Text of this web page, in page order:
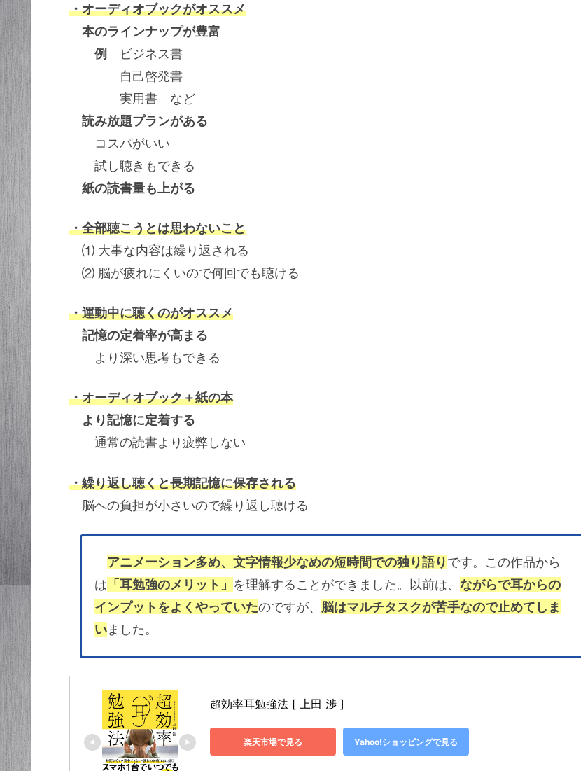
・オーディオブックがオススメ
本のラインナップが豊富
例
ビジネス書
自己啓発書
実用書 など
読み放題プランがある
コスパがいい
試し聴きもできる
紙の読書量も上がる
・全部聴こうとは思わないこと
⑴ 大事な内容は繰り返される
⑵ 脳が疲れにくいので何回でも聴ける
・運動中に聴くのがオススメ
記憶の定着率が高まる
より深い思考もできる
・オーディオブック＋紙の本
より記憶に定着する
通常の読書より疲弊しない
・繰り返し聴くと長期記憶に保存される
脳への負担が小さいので繰り返し聴ける
アニメーション多め、文字情報少なめの短時間での独り語りです。この作品から
は 「耳勉強のメリット」 を理解することができました。以前は、 ながらで耳からの
インプットをよくやっていたのですが、 脳はマルチタスクが苦手なので止めてしま
いました。
超効率耳勉強法 [ 上田 渉 ]
楽天市場で見る Yahoo!ショッピングで見る